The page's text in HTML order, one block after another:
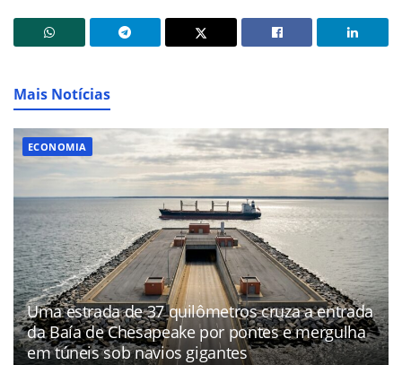
Mais Notícias
ECONOMIA
Uma estrada de 37 quilômetros cruza a entrada
da Baía de Chesapeake por pontes e mergulha
em túneis sob navios gigantes